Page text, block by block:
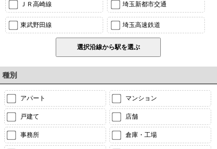
ＪＲ高崎線 埼玉新都市交通
東武野田線 埼玉高速鉄道
種別
アパート マンション
戸建て 店舗
事務所 倉庫・工場